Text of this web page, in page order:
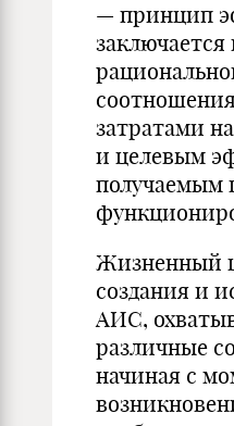
— принцип
затратами
и целевым
получаемым
Жизненный
создания и
АИС,
различные
начиная с